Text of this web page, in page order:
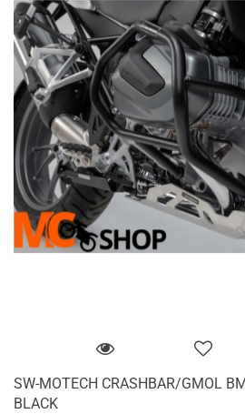
SW-MOTECH CRASHBAR/GMOL
BLACK